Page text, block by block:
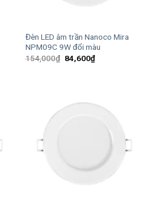
Đèn LED âm trần Nanoco Mira
NPM09C 9W đổi màu
154,000₫ Giá
gốc
84,600₫Giá
hiện